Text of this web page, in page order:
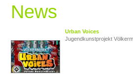
News
Urban Voices
Jugendkunstprojekt